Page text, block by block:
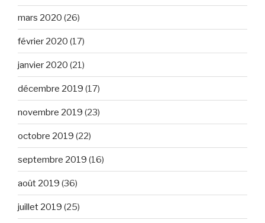
mars 2020 (26)
février 2020 (17)
janvier 2020 (21)
décembre 2019 (17)
novembre 2019 (23)
octobre 2019 (22)
septembre 2019 (16)
août 2019 (36)
juillet 2019 (25)